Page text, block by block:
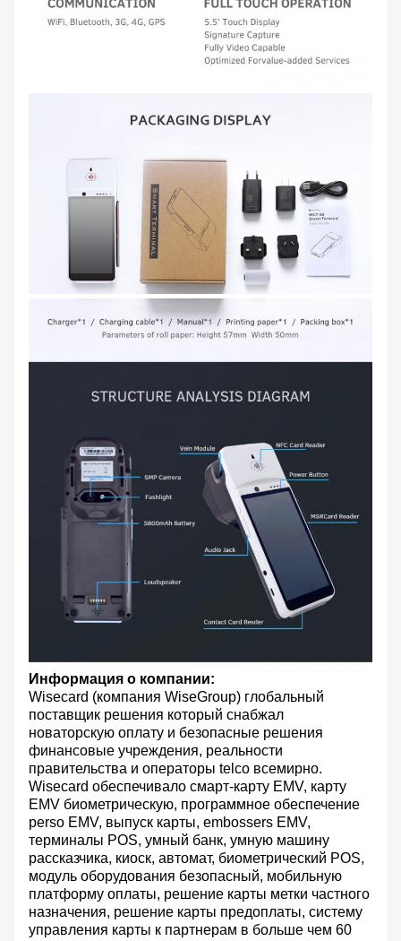
Информация о компании:
Wisecard (компания WiseGroup) глобальный
поставщик решения который снабжал
новаторскую оплату и безопасные решения
финансовые учреждения, реальности
правительства и операторы telco всемирно.
Wisecard обеспечивало смарт-карту EMV, карту
EMV биометрическую, программное обеспечение
perso EMV, выпуск карты, embossers EMV,
терминалы POS, умный банк, умную машину
рассказчика, киоск, автомат, биометрический POS,
модуль оборудования безопасный, мобильную
платформу оплаты, решение карты метки частного
назначения, решение карты предоплаты, систему
управления карты к партнерам в больше чем 60